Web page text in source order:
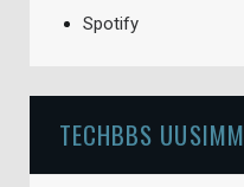
Spotify
TECHBBS